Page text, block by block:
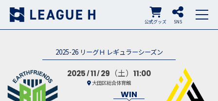
SNS
公式グッズ
2025-26 リーグＨ レギュラーシーズン
2025 11 29 （土）11:00
大田区総合体育館